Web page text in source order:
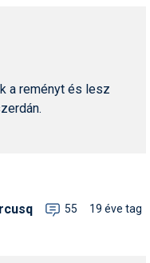
a reményt és lesz
55 19 éve tag